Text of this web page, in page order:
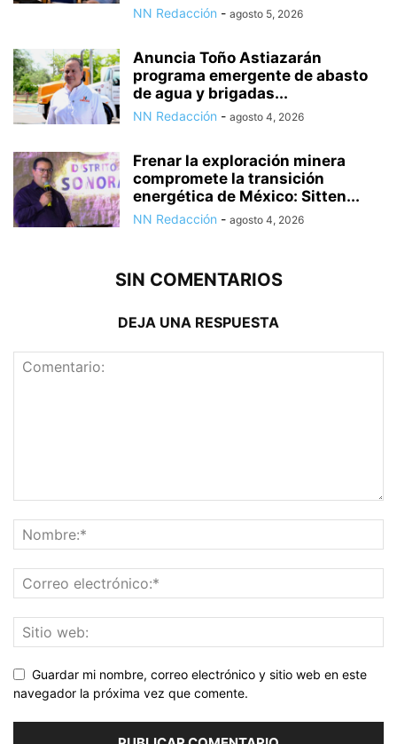
NN Redacción - agosto 5, 2026
Anuncia Toño Astiazarán
programa emergente de abasto
de agua y brigadas...
NN Redacción - agosto 4, 2026
Frenar la exploración minera
compromete la transición
energética de México: Sitten...
NN Redacción - agosto 4, 2026
SIN COMENTARIOS
DEJA UNA RESPUESTA
Guardar mi nombre, correo electrónico y sitio web en este
navegador la próxima vez que comente.